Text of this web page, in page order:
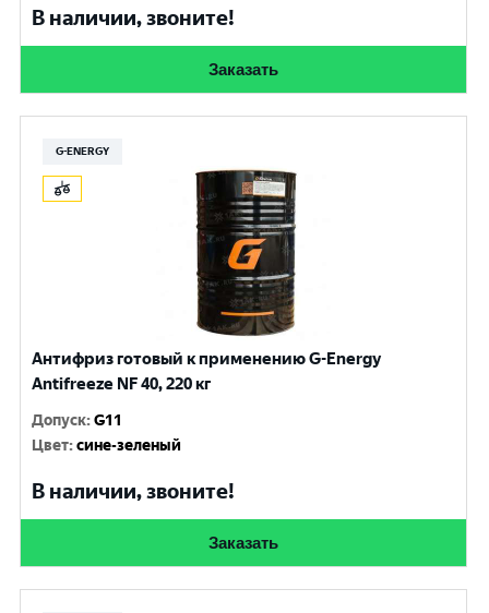
В наличии, звоните!
Заказать
G-ENERGY
Антифриз готовый к применению G-Energy
Antifreeze NF 40, 220 кг
Допуск:G11
Цвет:сине-зеленый
В наличии, звоните!
Заказать